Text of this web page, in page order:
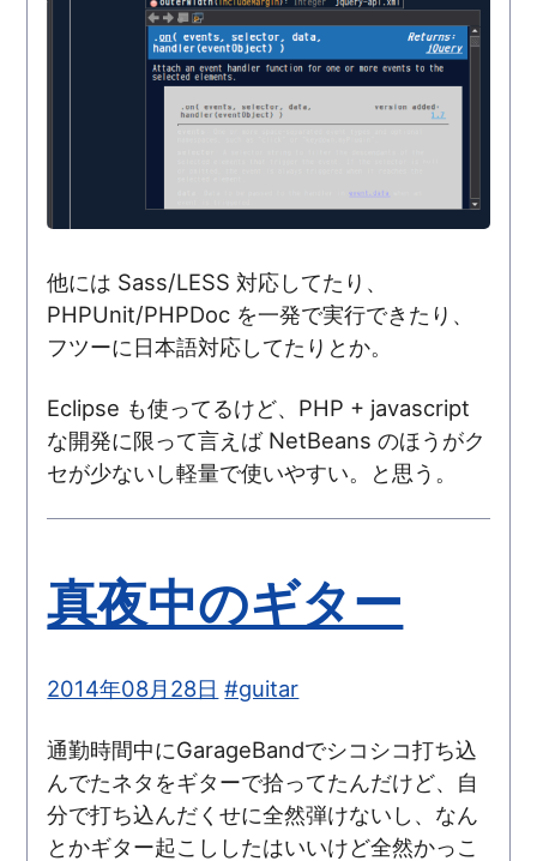
他には Sass/LESS 対応してたり、
PHPUnit/PHPDoc を一発で実行できたり、
フツーに日本語対応してたりとか。
Eclipse も使ってるけど、PHP + javascript
な開発に限って言えば NetBeans のほうがク
セが少ないし軽量で使いやすい。と思う。
真夜中のギター
2014年08月28日 #guitar
通勤時間中にGarageBandでシコシコ打ち込
んでたネタをギターで拾ってたんだけど、自
分で打ち込んだくせに全然弾けないし、なん
とかギター起こししたはいいけど全然かっこ